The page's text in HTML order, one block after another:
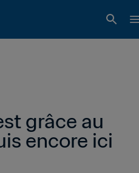
grâce au
encore ici